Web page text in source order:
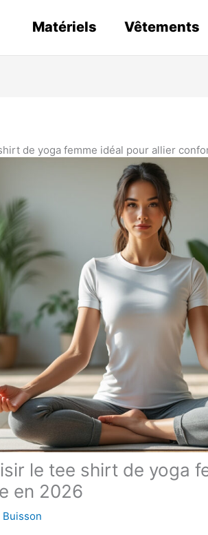
Matériels Vêtements
de yoga femme idéal pour allier
le tee shirt de yoga
en 2026
Buisson